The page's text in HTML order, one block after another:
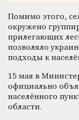
Помимо этого,
окружено
прилегающих
позволяло
подходы к
15 мая в
официально
населённого
области.